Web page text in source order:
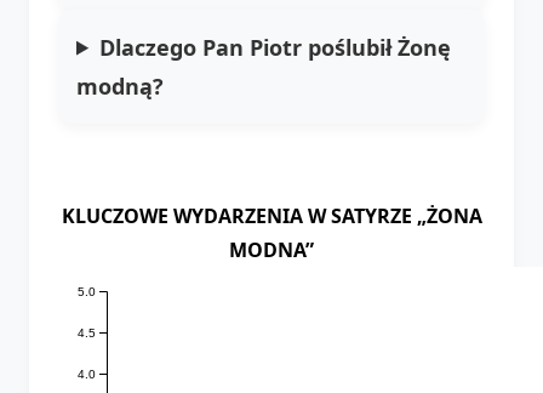
Dlaczego Pan Piotr poślubił Żonę
modną?
KLUCZOWE WYDARZENIA W SATYRZE „ŻONA
MODNA”
4.0
4.5
5.0